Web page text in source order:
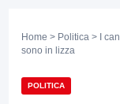
Home > Politica > I
sono in lizza
POLITICA